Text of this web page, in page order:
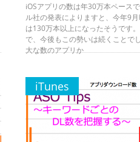
iOSアプリの数は年30万本ペ
ル社の発表によりますと、今年9
は130万本以上になったそうです
で、今後もこの勢いは続くことで
大な数のアプリか
iTunes